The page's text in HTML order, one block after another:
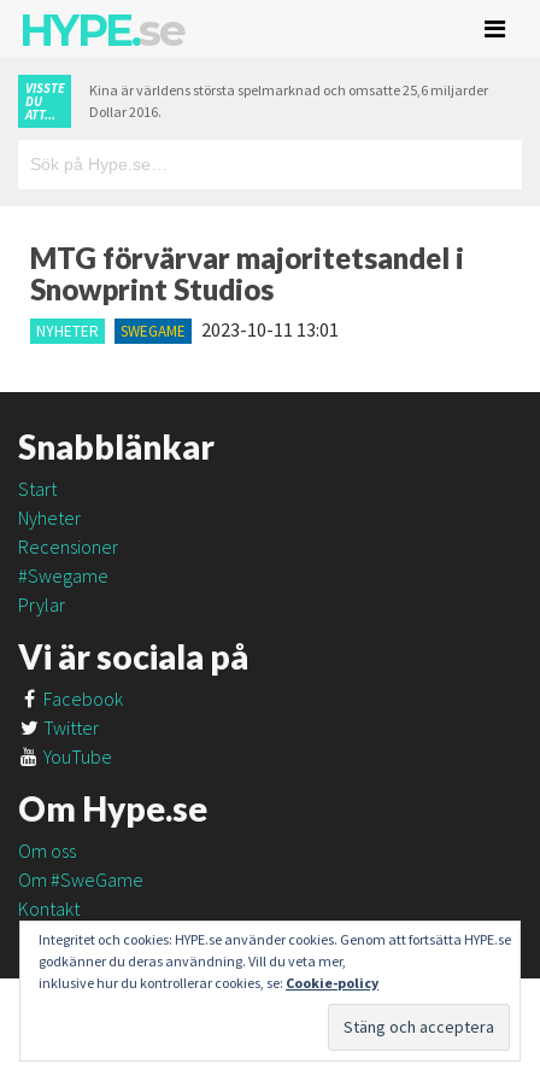
HYPE.se
VISSTE
DU
ATT...
Kina är världens största spelmarknad och omsatte 25,6 miljarder
Dollar 2016.
MTG förvärvar majoritetsandel i
Snowprint Studios
NYHETER SWEGAME 2023-10-11 13:01
Snabblänkar
Start
Nyheter
Recensioner
#Swegame
Prylar
Vi är sociala på
Facebook
Twitter
YouTube
Om Hype.se
Om oss
Om #SweGame
Kontakt
Integritet och cookies: HYPE.se använder cookies. Genom att fortsätta HYPE.se
godkänner du deras användning. Vill du veta mer,
inklusive hur du kontrollerar cookies, se: Cookie-policy